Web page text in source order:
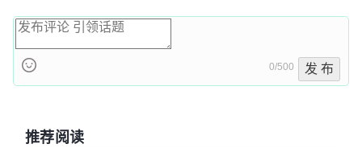
0/500 发 布
推荐阅读